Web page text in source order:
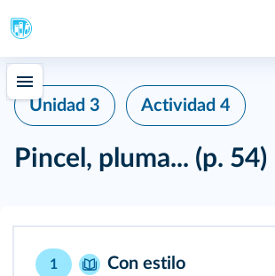
Unidad 3 Actividad 4
Pincel, pluma... (p. 54)
1 Con estilo